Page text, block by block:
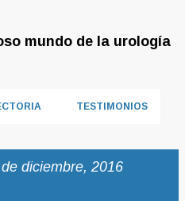
mundo de la urología
TESTIMONIOS
diciembre, 2016